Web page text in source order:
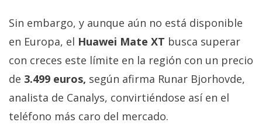
Sorteos
Foros
Contacto
/
Sin embargo, y aunque aún no está disponible
en Europa, el Huawei Mate XT busca superar
con creces este límite en la región con un precio
de 3.499 euros, según afirma Runar Bjorhovde,
analista de Canalys, convirtiéndose así en el
teléfono más caro del mercado.